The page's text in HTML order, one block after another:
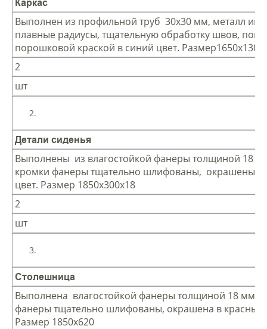
Каркас
Выполнен из профильной труб 30х30 мм, металл
плавные радиусы, тщательную обработку швов,
порошковой краской в синий цвет.
2
шт
Детали сиденья
Выполнены из влагостойкой фанеры толщиной 18
кромки фанеры тщательно шлифованы, окрашены в
цвет. Размер 1850х300х18
2
шт
Столешница
Выполнена влагостойкой фанеры толщиной 18 мм,
фанеры тщательно шлифованы, окрашена в красный
Размер 1850х620